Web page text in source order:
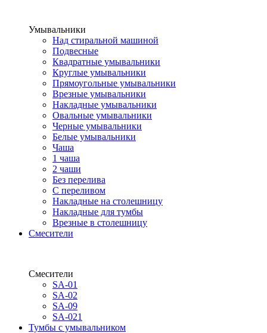
Умывальники
Над стиральной машиной
Подвесные
Квадратные умывальники
Круглые умывальники
Прямоугольные умывальники
Врезные умывальники
Накладные умывальники
Овальные умывальники
Черные умывальники
Белые умывальники
Чаша
1 чаша
2 чаши
Без перелива
С переливом
Накладные на столешницу
Накладные для тумбы
Врезные в столешницу
Смесители
Смесители
SA-01
SA-02
SA-09
SA-021
Тумбы с умывальником